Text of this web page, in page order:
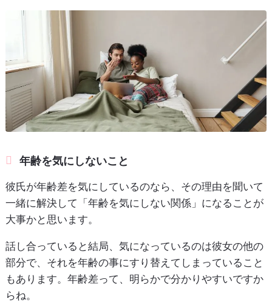
年齢を気にしないこと
彼氏が年齢差を気にしているのなら、その理由を聞いて
一緒に解決して「年齢を気にしない関係」になることが
大事かと思います。
話し合っていると結局、気になっているのは彼女の他の
部分で、それを年齢の事にすり替えてしまっていること
もあります。年齢差って、明らかで分かりやすいですか
らね。